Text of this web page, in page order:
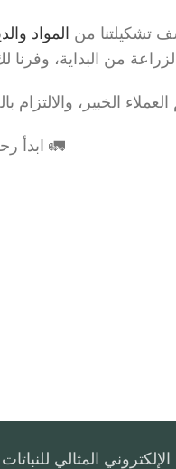
تشكيلتنا من المواد
من البداية، وفرنا
الخبير،
🚛 ابدأ
المثالي